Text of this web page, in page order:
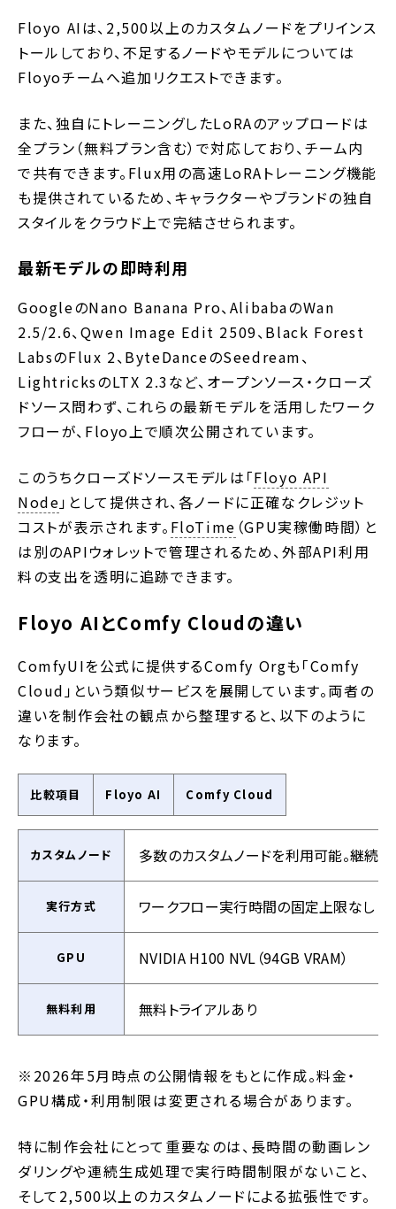
Floyo AIは、2,500以上のカスタムノードをプリインス
トールしており、不足するノードやモデルについては
Floyoチームへ追加リクエストできます。
また、独自にトレーニングしたLoRAのアップロードは
全プラン（無料プラン含む）で対応しており、チーム内
で共有できます。Flux用の高速LoRAトレーニング機能
も提供されているため、キャラクターやブランドの独自
スタイルをクラウド上で完結させられます。
最新モデルの即時利用
GoogleのNano Banana Pro、AlibabaのWan
2.5/2.6、Qwen Image Edit 2509、Black Forest
LabsのFlux 2、ByteDanceのSeedream、
LightricksのLTX 2.3など、オープンソース・クローズ
ドソース問わず、これらの最新モデルを活用したワーク
フローが、Floyo上で順次公開されています。
このうちクローズドソースモデルは「Floyo API
Node」として提供され、各ノードに正確なクレジット
コストが表示されます。 FloTime （GPU実稼働時間）と
は別のAPIウォレットで管理されるため、外部API利用
料の支出を透明に追跡できます。
Floyo AIとComfy Cloudの違い
ComfyUIを公式に提供するComfy Orgも「Comfy
Cloud」という類似サービスを展開しています。両者の
違いを制作会社の観点から整理すると、以下のように
なります。
比較項目 Floyo AI Comfy Cloud
カスタムノード 多数のカスタムノードを利用可能。継続
実行方式 ワークフロー実行時間の固定上限なし（
GPU NVIDIA H100 NVL（94GB VRAM）
無料利用 無料トライアルあり
※2026年5月時点の公開情報をもとに作成。料金・
GPU構成・利用制限は変更される場合があります。
特に制作会社にとって重要なのは、長時間の動画レン
ダリングや連続生成処理で実行時間制限がないこと、
そして2,500以上のカスタムノードによる拡張性です。